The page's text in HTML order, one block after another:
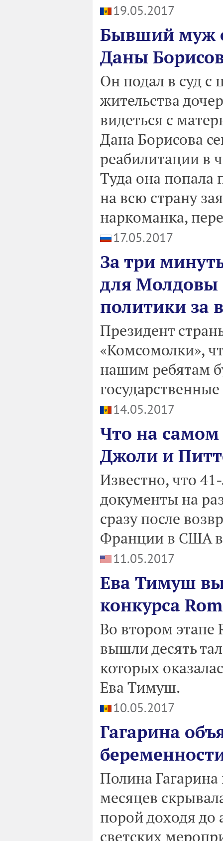
19.05.2017
Бывший муж
Даны
Он подал в суд с
жительства
видеться с
Дана Борисова
реабилитации в
Туда она попала
на всю страну
наркоманка,
17.05.2017
За три
для Молдовы
политики за
Президент
«Комсомолки»,
нашим ребятам
14.05.2017
Что на
Джоли и
Известно, что
документы на
сразу после
Франции в США в
11.05.2017
Ева Тимуш
конкурса
Во втором этапе
вышли десять
которых
Ева Тимуш.
10.05.2017
Гагарина
Полина
месяцев
порой доходя до
светских